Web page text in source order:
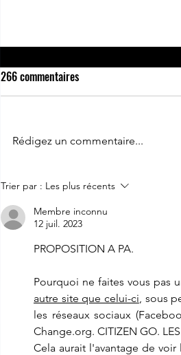
Retour du 14 juillet
266 commentaires
Rédigez un commentaire...
Trier par : Les plus récents
Membre inconnu
12 juil. 2023
PROPOSITION A PA.
Pourquoi ne faites vous pas
autre site que celui-ci , sous
les réseaux sociaux
Change.org. CITIZEN GO.
Cela aurait l'avantage de